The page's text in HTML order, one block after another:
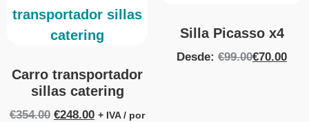
Carro transportador
sillas catering
€354.00 €248.00 + IVA / por
Silla Picasso x4
Desde: €99.00€70.00